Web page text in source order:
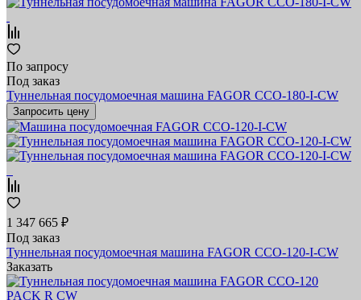
По запросу
Под заказ
Туннельная посудомоечная машина FAGOR CCO-180-I-CW
Запросить цену
1 347 665 ₽
Под заказ
Туннельная посудомоечная машина FAGOR CCO-120-I-CW
Заказать